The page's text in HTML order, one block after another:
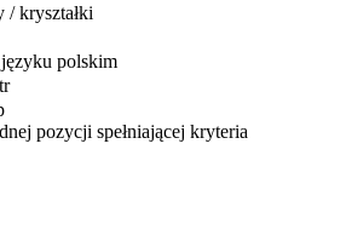
/ kryształki
polskim
pozycji spełniającej kryteria